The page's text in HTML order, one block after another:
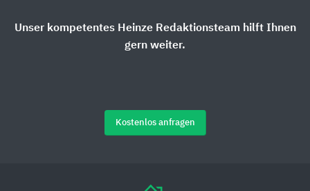
Unser kompetentes Heinze Redaktionsteam hilft Ihnen
gern weiter.
Kostenlos anfragen